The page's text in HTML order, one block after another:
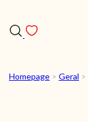
Homepage > Geral >